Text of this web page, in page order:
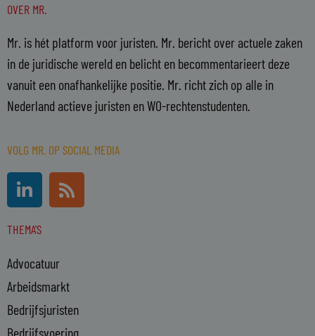
OVER MR.
Mr. is hét platform voor juristen. Mr. bericht over actuele zaken
in de juridische wereld en belicht en becommentarieert deze
vanuit een onafhankelijke positie. Mr. richt zich op alle in
Nederland actieve juristen en WO-rechtenstudenten.
VOLG MR. OP SOCIAL MEDIA
i
k
d
i
n
-
R
s
THEMA'S
Advocatuur
Arbeidsmarkt
Bedrijfsjuristen